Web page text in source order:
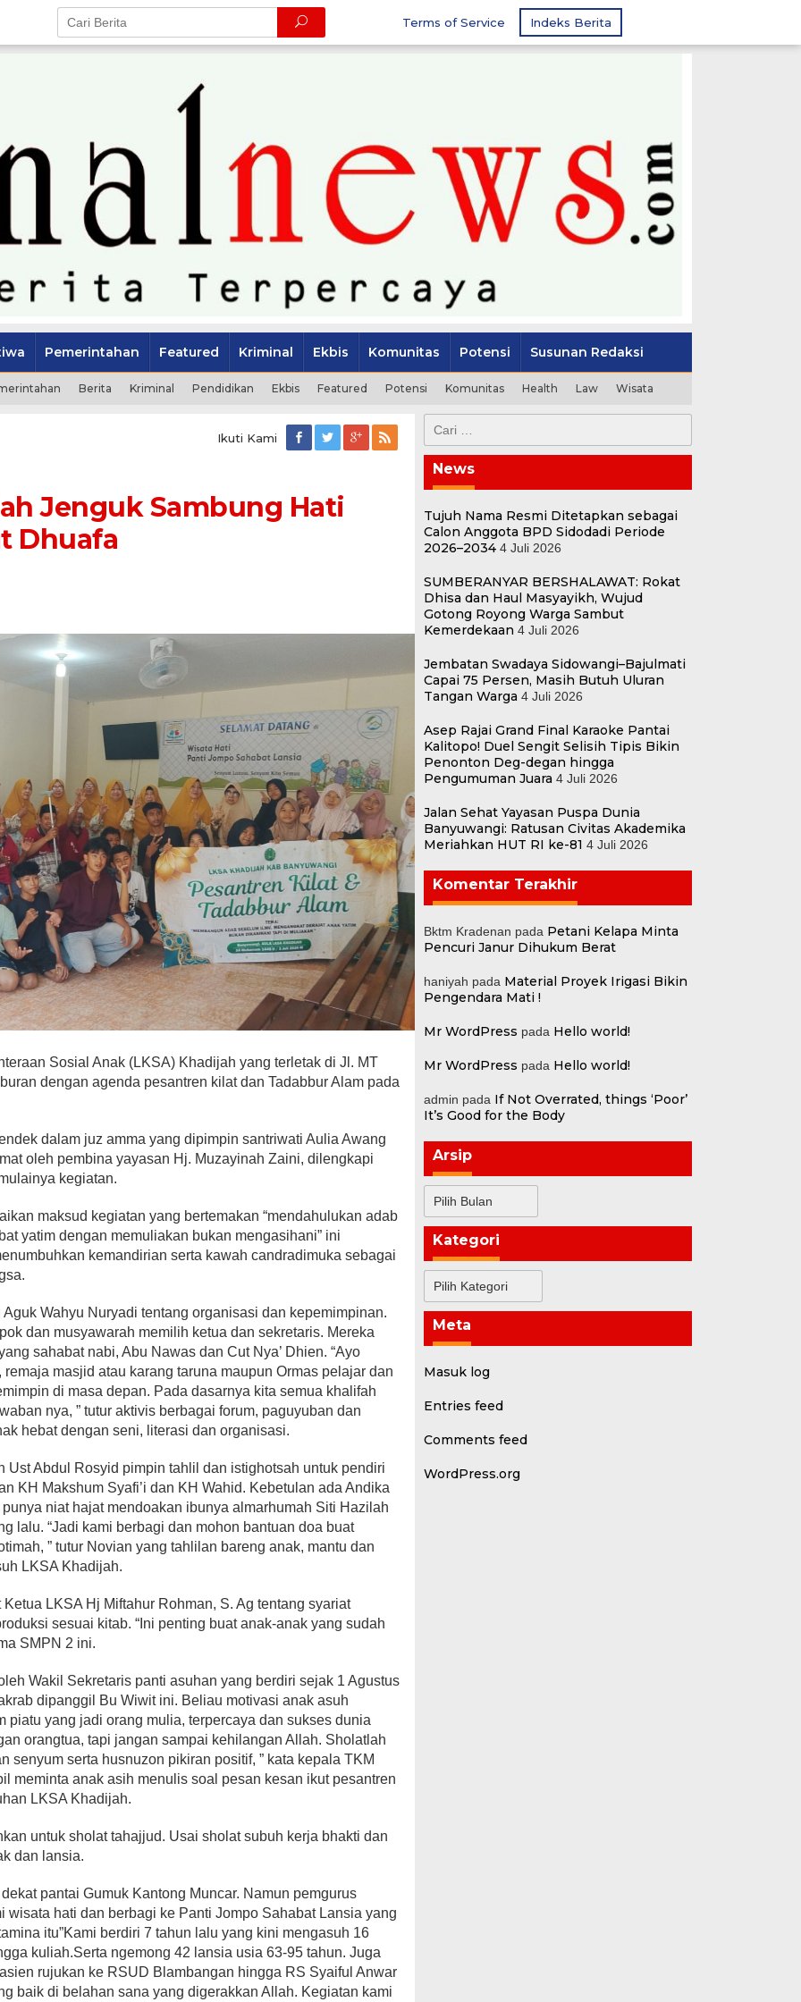
Terms of Service Indeks Berita
Pemerintahan Featured Kriminal Ekbis Komunitas Potensi Susunan Redaksi
Berita Kriminal Pendidikan Ekbis Featured Potensi Komunitas Health Law Wisata
Ikuti Kami
Jenguk Sambung Hati
Dhuafa
Sosial Anak (LKSA) Khadijah yang terletak di Jl. MT
dengan agenda pesantren kilat dan Tadabbur Alam pada
dalam juz amma yang dipimpin santriwati Aulia Awang
oleh pembina yayasan Hj. Muzayinah Zaini, dilengkapi
kegiatan.
maksud kegiatan yang bertemakan “mendahulukan adab
yatim dengan memuliakan bukan mengasihani” ini
kemandirian serta kawah candradimuka sebagai
Wahyu Nuryadi tentang organisasi dan kepemimpinan.
dan musyawarah memilih ketua dan sekretaris. Mereka
sahabat nabi, Abu Nawas dan Cut Nya’ Dhien. “Ayo
masjid atau karang taruna maupun Ormas pelajar dan
di masa depan. Pada dasarnya kita semua khalifah
nya, ” tutur aktivis berbagai forum, paguyuban dan
hebat dengan seni, literasi dan organisasi.
Ust Abdul Rosyid pimpin tahlil dan istighotsah untuk pendiri
KH Makshum Syafi’i dan KH Wahid. Kebetulan ada Andika
niat hajat mendoakan ibunya almarhumah Siti Hazilah
lalu. “Jadi kami berbagi dan mohon bantuan doa buat
” tutur Novian yang tahlilan bareng anak, mantu dan
LKSA Khadijah.
LKSA Hj Miftahur Rohman, S. Ag tentang syariat
sesuai kitab. “Ini penting buat anak-anak yang sudah
SMPN 2 ini.
Wakil Sekretaris panti asuhan yang berdiri sejak 1 Agustus
dipanggil Bu Wiwit ini. Beliau motivasi anak asuh
piatu yang jadi orang mulia, terpercaya dan sukses dunia
orangtua, tapi jangan sampai kehilangan Allah. Sholatlah
senyum serta husnuzon pikiran positif, ” kata kepala TKM
meminta anak asih menulis soal pesan kesan ikut pesantren
LKSA Khadijah.
untuk sholat tahajjud. Usai sholat subuh kerja bhakti dan
dan lansia.
pantai Gumuk Kantong Muncar. Namun pemgurus
wisata hati dan berbagi ke Panti Jompo Sahabat Lansia yang
itu”Kami berdiri 7 tahun lalu yang kini mengasuh 16
kuliah.Serta ngemong 42 lansia usia 63-95 tahun. Juga
rujukan ke RSUD Blambangan hingga RS Syaiful Anwar
baik di belahan sana yang digerakkan Allah. Kegiatan kami
untuk:
News
Tujuh Nama Resmi Ditetapkan sebagai
Calon Anggota BPD Sidodadi Periode
2026–2034 4 Juli 2026
SUMBERANYAR BERSHALAWAT: Rokat
Dhisa dan Haul Masyayikh, Wujud
Gotong Royong Warga Sambut
Kemerdekaan 4 Juli 2026
Jembatan Swadaya Sidowangi–Bajulmati
Capai 75 Persen, Masih Butuh Uluran
Tangan Warga 4 Juli 2026
Asep Rajai Grand Final Karaoke Pantai
Kalitopo! Duel Sengit Selisih Tipis Bikin
Penonton Deg-degan hingga
Pengumuman Juara 4 Juli 2026
Jalan Sehat Yayasan Puspa Dunia
Banyuwangi: Ratusan Civitas Akademika
Meriahkan HUT RI ke-81 4 Juli 2026
Komentar Terakhir
Bktm Kradenan pada Petani Kelapa Minta
Pencuri Janur Dihukum Berat
haniyah pada Material Proyek Irigasi Bikin
Pengendara Mati !
Mr WordPress pada Hello world!
Mr WordPress pada Hello world!
admin pada If Not Overrated, things ‘Poor’
It’s Good for the Body
Arsip
Kategori
Meta
Masuk log
Entries feed
Comments feed
WordPress.org